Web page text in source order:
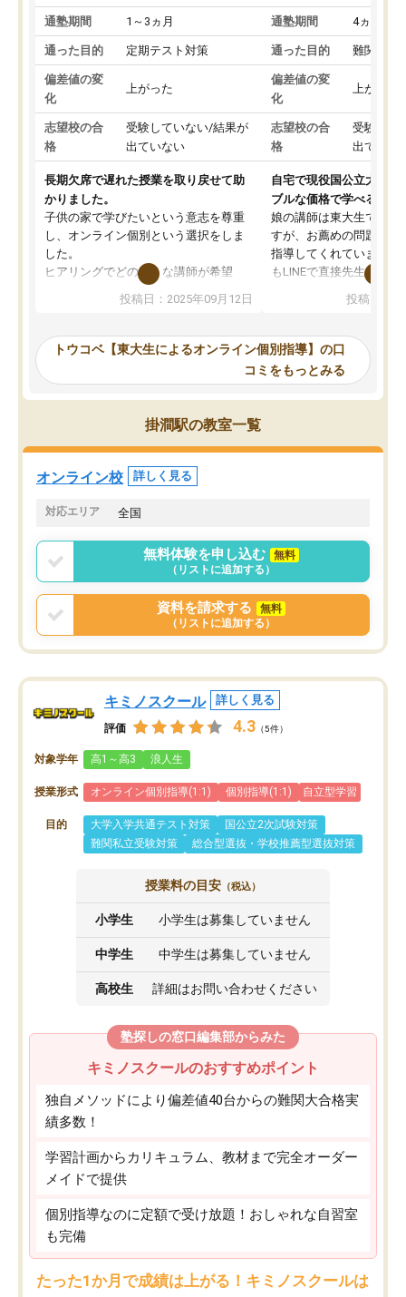
通塾期間 1～3ヵ月
通った目的 定期テスト対策
偏差値の変
化
上がった
志望校の合
格
受験していない/結果が
出ていない
長期欠席で遅れた授業を取り戻せて助
かりました。
子供の家で学びたいという意志を尊重
し、オンライン個別という選択をしま
した。
ヒアリングでどのような講師が希望
か、オプションは付帯するかなど選ぶ
事が出来ました。
ーティングを行い、その講師で良いか
見てから講師を決定する事ができま
す。
うちの子は、初回面談の講師の方で決
オンラインツールを使用した単語帳の
共有があり宿題もそちらで出される形
でした。
言う事で講師変更の申し出があり、あ
まりに短期での変更だった為、塾に通
う事にして退会しました。遅れも取り
戻せ、授業内容や講師の方は良かった
と思います。
投稿日：2025年09月12日
通塾期間 4ヵ月～1
通った目的 難関私立
偏差値の変
化
上がった
志望校の合
格
受験して
出ていな
自宅で現役国公立大学生
ブルな価格で学べる
娘の講師は東大生では無
すが、お薦めの問題集や
指導してくれています。
もLINEで直接先生に質問
めれるので、個人に合
いなのがあり(有料)、受
ことをどんなスケジュー
くか相談したのですが、
ち期待したものではなく
くなってきたようなので
投稿日：
トウコベ【東大生によるオンライン個別指導】の口
コミをもっとみる
掛澗駅の教室一覧
オンライン校 詳しく見る
対応エリア 全国
無料体験を申し込む
無料
（リストに追加する）
資料を請求する
無料
（リストに追加する）
キミノスクール 詳しく見る
評価 4.3 （5件）
対象学年 高1～高3 浪人生
授業形式 オンライン個別指導(1:1) 個別指導(1:1) 自立型学習
目的 大学入学共通テスト対策
国公立2次試験対策
難関私立受験対策
総合型選抜・学校推薦型選抜対策
授業料の目安 （税込）
小学生 小学生は募集していません
中学生 中学生は募集していません
高校生 詳細はお問い合わせください
塾探しの窓口編集部からみた
キミノスクールのおすすめポイント
独自メソッドにより偏差値40台からの難関大合格実
績多数！
学習計画からカリキュラム、教材まで完全オーダー
メイドで提供
個別指導なのに定額で受け放題！おしゃれな自習室
も完備
たった1か月で成績は上がる！キミノスクールは